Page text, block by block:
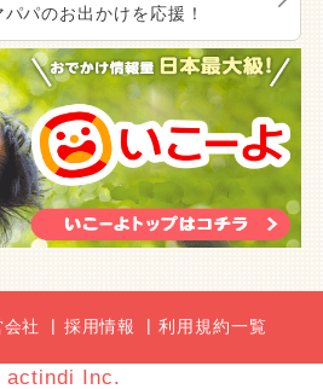
パのお出かけを応援！
社 採用情報 利用規約一覧
Inc.